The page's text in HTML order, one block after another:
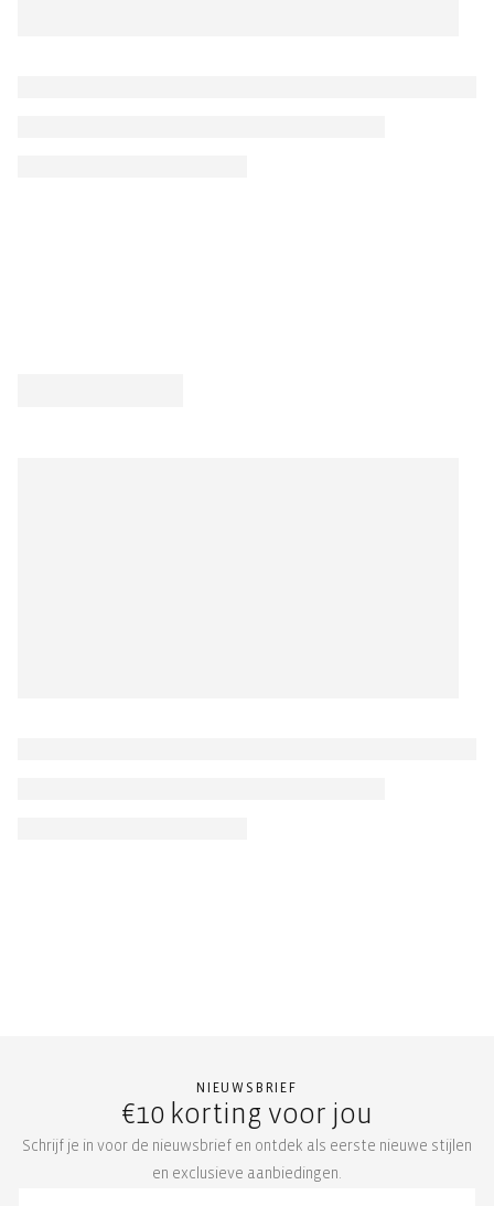
NIEUWSBRIEF
€10 korting voor jou
Schrijf je in voor de nieuwsbrief en ontdek als eerste nieuwe stijlen
en exclusieve aanbiedingen.